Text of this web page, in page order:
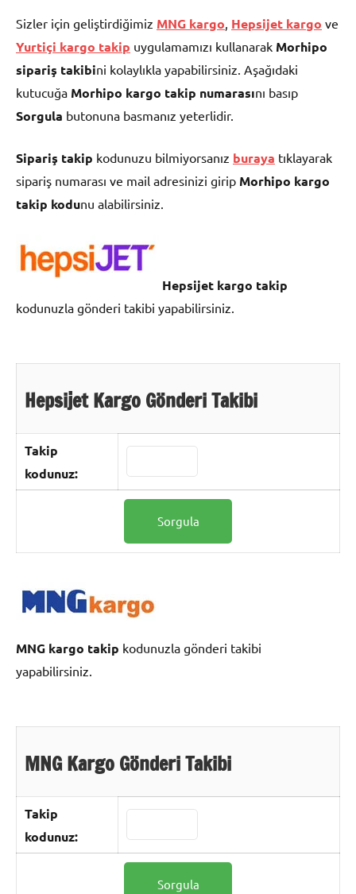
Sizler için geliştirdiğimiz MNG kargo Hepsijet kargo ve
Yurtiçi kargo takip uygulamamızı kullanarak Morhipo
sipariş takibini kolaylıkla yapabilirsiniz. Aşağıdaki
kutucuğa Morhipo kargo takip numarasını basıp
Sorgula butonuna basmanız yeterlidir.
Sipariş takip kodunuzu bilmiyorsanız buraya tıklayarak
sipariş numarası ve mail adresinizi girip Morhipo kargo
takip kodunu alabilirsiniz.
Hepsijet kargo takip
kodunuzla gönderi takibi yapabilirsiniz.
Hepsijet Kargo Gönderi Takibi
Takip
kodunuz:
MNG kargo takip kodunuzla gönderi takibi
yapabilirsiniz.
MNG Kargo Gönderi Takibi
Takip
kodunuz: